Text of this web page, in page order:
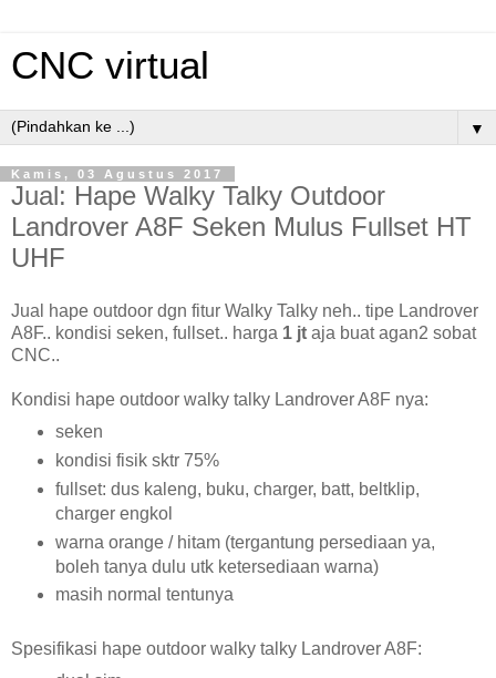
CNC virtual
▼
Kamis, 03 Agustus 2017
Jual: Hape Walky Talky Outdoor
Landrover A8F Seken Mulus Fullset HT
UHF
Jual hape outdoor dgn fitur Walky Talky neh.. tipe Landrover
A8F.. kondisi seken, fullset.. harga 1 jt aja buat agan2 sobat
CNC..
Kondisi hape outdoor walky talky Landrover A8F nya:
seken
kondisi fisik sktr 75%
fullset: dus kaleng, buku, charger, batt, beltklip,
charger engkol
warna orange / hitam (tergantung persediaan ya,
boleh tanya dulu utk ketersediaan warna)
masih normal tentunya
Spesifikasi hape outdoor walky talky Landrover A8F: